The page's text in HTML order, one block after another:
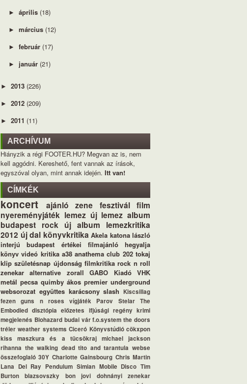
► április (18)
► március (12)
► február (17)
► január (21)
► 2013 (226)
► 2012 (209)
► 2011 (11)
ARCHÍVUM
Hiányzik a régi FOOTER.HU? Megvan az is, nem
kell aggódni. Kereshető, fent vannak az írások,
egyszóval olyan, mint annak idején. Itt van!
CÍMKÉK
koncert ajánló zene fesztivál film
nyereményjáték lemez új lemez album
budapest rock új album
lemezkritika
2012 új dal könyvkritika Akela katona lászló
interjú
budapest értékei filmajánló
hegyalja
könyv videó kritika a38 anathema club 202 tokaj
klip születésnap újdonság filmkritika rock n roll
zenekar
alternative zorall GABO Kiadó
VHK
metál pecsa quimby ákos premier underground
websorozat együttes karácsony slash Kiscsillag
fezen
guns n roses vígjáték Parov Stelar
The
Embodied disztópia előzetes ifjúsági regény krimi
megjelenés Biohazard budai vár f.o.system the doors
tréler weather systems Ciceró Könyvstúdió cökxpon
kiss
maszkura és a tücsökraj
michael jackson
rihanna the walking dead tito and tarantula webse
összefoglaló 30Y Charlotte Gainsbourg Chris Martin
Lana Del Ray Pendulum Simian Mobile Disco Tim
Burton
blazsovszky bon jovi
dohnányi zenekar